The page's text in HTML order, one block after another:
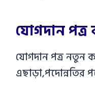
যোগদান
যোগদান পত্র নতুন
এছাড়া,পদোন্নতির